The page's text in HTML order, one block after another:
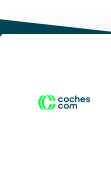
Conduce tu
desata tu